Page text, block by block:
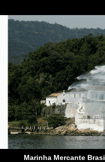
Marinha Mercante